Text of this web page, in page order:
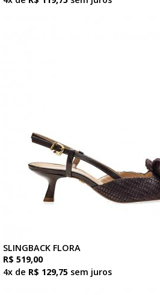
SLINGBACK FLORA
R$ 519,00
4x de R$ 129,75 sem juros